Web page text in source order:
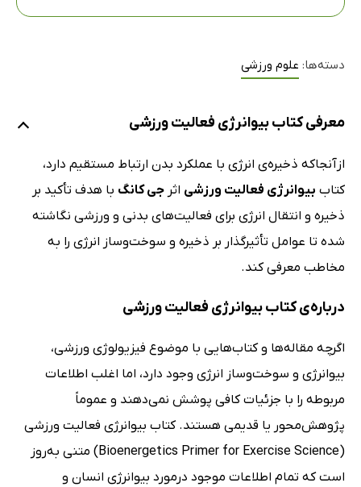
دسته‌ها: علوم ورزشی
معرفی کتاب بیوانرژی فعالیت ورزشی
ازآنجاکه ذخیره‌ی انرژی با عملکرد بدن ارتباط مستقیم دارد،
کتاب بیوانرژی فعالیت ورزشی اثر جی کانگ با هدف تأکید بر
ذخیره و انتقال انرژی برای فعالیت‌های بدنی و ورزشی نگاشته
شده تا عوامل تأثیرگذار بر ذخیره‌ و سوخت‌وساز انرژی را به
مخاطب معرفی کند.
درباره‌ی کتاب بیوانرژی فعالیت ورزشی
اگرچه مقاله‌ها و کتاب‌هایی با موضوع فیزیولوژی ورزشی،
بیوانرژی و سوخت‌وساز انرژی وجود دارد، اما اغلب اطلاعات
مربوطه را با جزئیات کافی پوشش نمی‌دهند و عموماً
پژوهش‌محور یا قدیمی هستند. کتاب بیوانرژی فعالیت ورزشی
(Bioenergetics Primer for Exercise Science) متنی به‌روز
است که تمام اطلاعات موجود درمورد بیوانرژی انسان و